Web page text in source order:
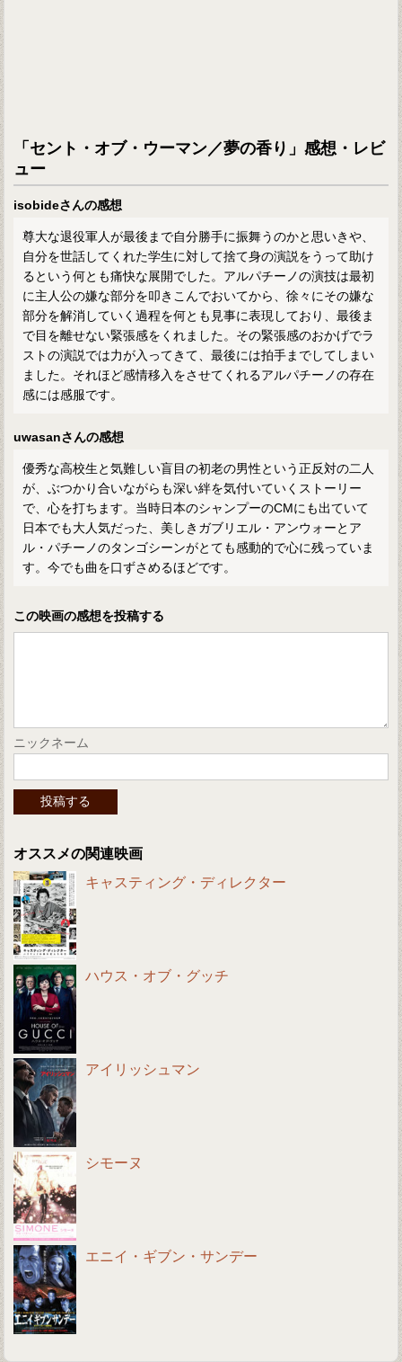
「セント・オブ・ウーマン／夢の香り」感想・レビ
ュー
isobideさんの感想
尊大な退役軍人が最後まで自分勝手に振舞うのかと思いきや、
自分を世話してくれた学生に対して捨て身の演説をうって助け
るという何とも痛快な展開でした。アルパチーノの演技は最初
に主人公の嫌な部分を叩きこんでおいてから、徐々にその嫌な
部分を解消していく過程を何とも見事に表現しており、最後ま
で目を離せない緊張感をくれました。その緊張感のおかげでラ
ストの演説では力が入ってきて、最後には拍手までしてしまい
ました。それほど感情移入をさせてくれるアルパチーノの存在
感には感服です。
uwasanさんの感想
優秀な高校生と気難しい盲目の初老の男性という正反対の二人
が、ぶつかり合いながらも深い絆を気付いていくストーリー
で、心を打ちます。当時日本のシャンプーのCMにも出ていて
日本でも大人気だった、美しきガブリエル・アンウォーとア
ル・パチーノのタンゴシーンがとても感動的で心に残っていま
す。今でも曲を口ずさめるほどです。
この映画の感想を投稿する
ニックネーム
オススメの関連映画
キャスティング・ディレクター
ハウス・オブ・グッチ
アイリッシュマン
シモーヌ
エニイ・ギブン・サンデー